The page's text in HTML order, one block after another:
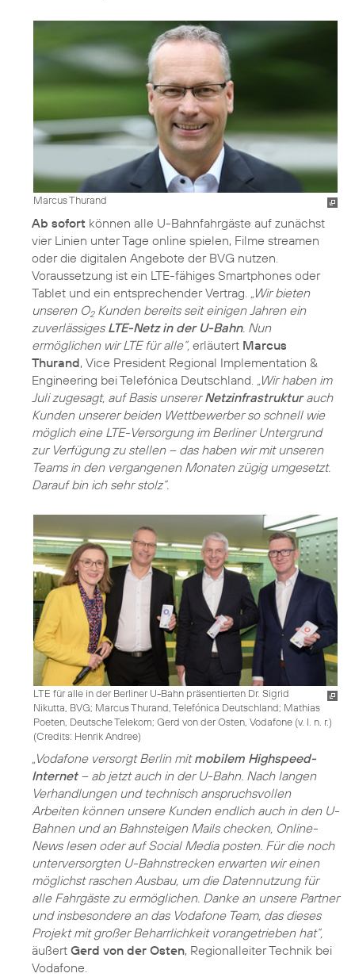
Marcus Thurand
Ab sofort können alle U-Bahnfahrgäste auf zunächst
vier Linien unter Tage online spielen, Filme streamen
oder die digitalen Angebote der BVG nutzen.
Voraussetzung ist ein LTE-fähiges Smartphones oder
Tablet und ein entsprechender Vertrag.
„Wir bieten
unseren O2Kunden bereits seit einigen Jahren ein
zuverlässiges LTE-Netz in der U-Bahn. Nun
ermöglichen wir LTE für alle“, erläutert Marcus
Thurand, Vice President Regional Implementation &
Engineering bei Telefónica Deutschland.
„Wir haben im
Juli zugesagt, auf Basis unsererNetzinfrastrukturauch
Kunden unserer beiden Wettbewerber so schnell wie
möglich eine LTE-Versorgung im Berliner Untergrund
zur Verfügung zu stellen – das haben wir mit unseren
Teams in den vergangenen Monaten zügig umgesetzt.
Darauf bin ich sehr stolz“.
LTE für alle in der Berliner U-Bahn präsentierten Dr. Sigrid
Nikutta, BVG; Marcus Thurand, Telefónica Deutschland; Mathias
Poeten, Deutsche Telekom; Gerd von der Osten, Vodafone (v. l. n. r.)
(Credits: Henrik Andree)
„Vodafone versorgt Berlin mitmobilem Highspeed-
Internet– ab jetzt auch in der U-Bahn. Nach langen
Verhandlungen und technisch anspruchsvollen
Arbeiten können unsere Kunden endlich auch in den U-
Bahnen und an Bahnsteigen Mails checken, Online-
News lesen oder auf Social Media posten. Für die noch
unterversorgten U-Bahnstrecken erwarten wir einen
möglichst raschen Ausbau, um die Datennutzung für
alle Fahrgäste zu ermöglichen. Danke an unsere Partner
und insbesondere an das Vodafone Team, das dieses
Projekt mit großer Beharrlichkeit vorangetrieben hat“,
äußert Gerd von der Osten, Regionalleiter Technik bei
Vodafone.